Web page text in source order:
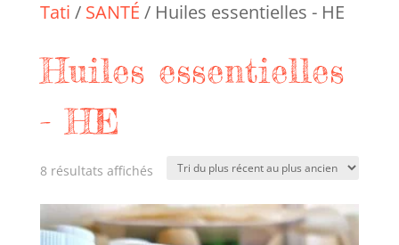
Tati / SANTÉ / Huiles essentielles - HE
Huiles essentielles
- HE
8 résultats affichésTrié
du
plus